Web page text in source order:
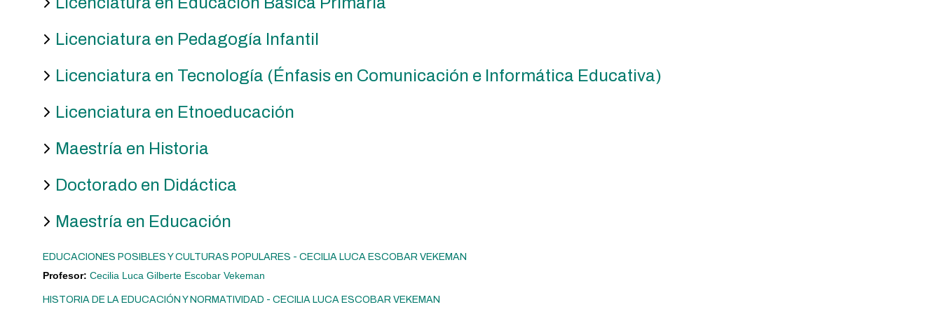
Ver listado de cursos
Licenciatura en Pedagogía Infantil
Licenciatura en Tecnología (Énfasis en Comunicación e Informática Educativa)
Licenciatura en Etnoeducación
Maestría en Historia
Doctorado en Didáctica
Maestría en Educación
EDUCACIONES POSIBLES Y CULTURAS POPULARES - CECILIA LUCA ESCOBAR VEKEMAN
Profesor:Cecilia Luca Gilberte Escobar Vekeman
HISTORIA DE LA EDUCACIÓN Y NORMATIVIDAD - CECILIA LUCA ESCOBAR VEKEMAN